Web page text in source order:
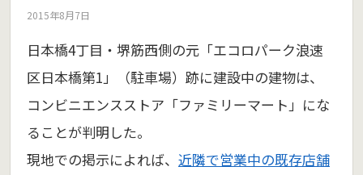
2015年8月7日
日本橋4丁目・堺筋西側の元「エコロパーク浪速
区日本橋第1」（駐車場）跡に建設中の建物は、
コンビニエンスストア「ファミリーマート」にな
ることが判明した。
現地での掲示によれば、 近隣で営業中の既存店舗